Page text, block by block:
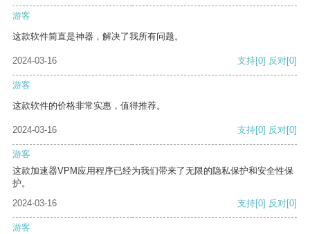
游客
这款软件简直是神器，解决了我所有问题。
2024-03-16 支持[0] 反对[0]
游客
这款软件的价格非常实惠，值得推荐。
2024-03-16 支持[0] 反对[0]
游客
这款加速器VPM应用程序已经为我们带来了无限的隐私保护和安全性保
护。
2024-03-16
支持[0] 反对[0]
游客